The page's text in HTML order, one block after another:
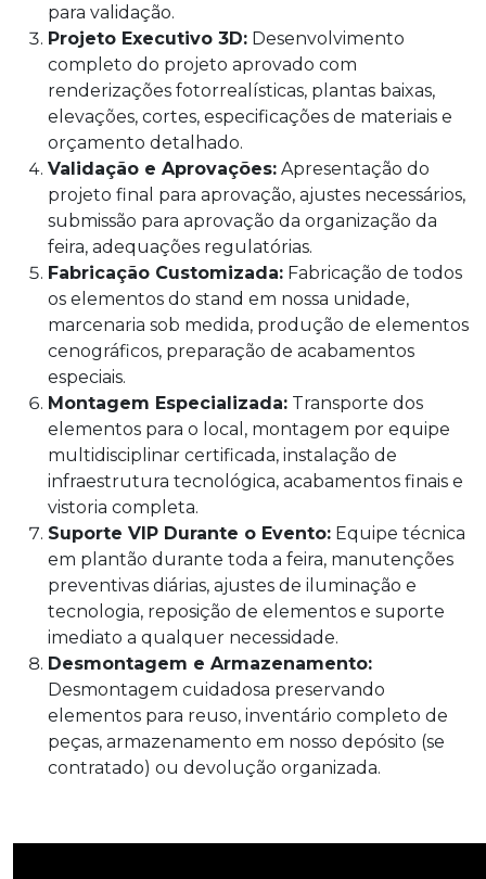
para validação.
Projeto Executivo 3D: Desenvolvimento
completo do projeto aprovado com
renderizações fotorrealísticas, plantas baixas,
elevações, cortes, especificações de materiais e
orçamento detalhado.
Validação e Aprovações: Apresentação do
projeto final para aprovação, ajustes necessários,
submissão para aprovação da organização da
feira, adequações regulatórias.
Fabricação Customizada: Fabricação de todos
os elementos do stand em nossa unidade,
marcenaria sob medida, produção de elementos
cenográficos, preparação de acabamentos
especiais.
Montagem Especializada: Transporte dos
elementos para o local, montagem por equipe
multidisciplinar certificada, instalação de
infraestrutura tecnológica, acabamentos finais e
vistoria completa.
Suporte VIP Durante o Evento: Equipe técnica
em plantão durante toda a feira, manutenções
preventivas diárias, ajustes de iluminação e
tecnologia, reposição de elementos e suporte
imediato a qualquer necessidade.
Desmontagem e Armazenamento:
Desmontagem cuidadosa preservando
elementos para reuso, inventário completo de
peças, armazenamento em nosso depósito (se
contratado) ou devolução organizada.